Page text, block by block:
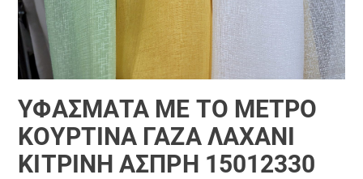
ΎΦΑΣΜΑΤΑ ΜΕ ΤΟ ΜΕΤΡΟ
ΚΟΥΡΤΊΝΑ ΓΆΖΑ ΛΑΧΑΝΊ
ΚΊΤΡΙΝΗ ΆΣΠΡΗ 15012330